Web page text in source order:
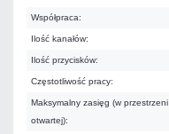
Współpraca:
Ilość kanałów:
Ilość przycisków:
Częstotliwość pracy:
Maksymalny zasięg (w przestrzeni
otwartej):